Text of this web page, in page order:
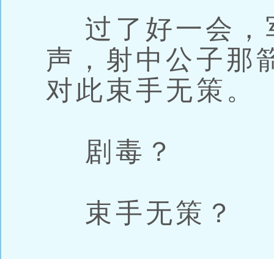
过了好一会，
声，射中公子那
对此束手无策。
剧毒？
束手无策？